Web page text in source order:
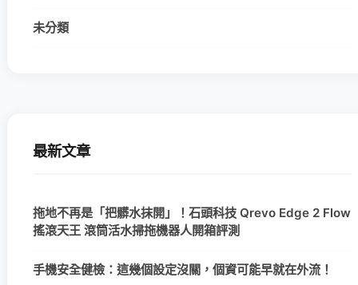
未分類
最新文章
拖地不再是「把髒水抹開」！石頭科技 Qrevo Edge 2 Flow
搖滾天王 滾筒活水掃拖機器人開箱評測
手機安全健檢：這幾個設定沒關，個資可能早就在外流！